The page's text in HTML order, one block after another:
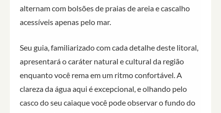
alternam com bolsões de praias de areia e cascalho
acessíveis apenas pelo mar.
Seu guia, familiarizado com cada detalhe deste litoral,
apresentará o caráter natural e cultural da região
enquanto você rema em um ritmo confortável. A
clareza da água aqui é excepcional, e olhando pelo
casco do seu caiaque você pode observar o fundo do